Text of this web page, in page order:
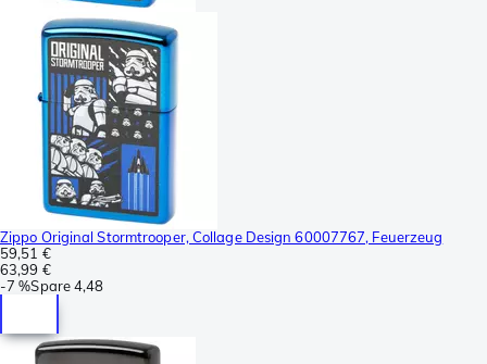
Zippo Original Stormtrooper, Collage Design 60007767, Feuerzeug
59,51 €
63,99 €
-7 %Spare4,48